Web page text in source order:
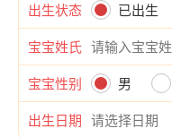
出生状态 已出生
宝宝姓氏
宝宝性别 男
出生日期